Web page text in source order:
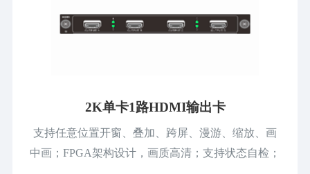
2K单卡1路HDMI输出卡
支持任意位置开窗、叠加、跨屏、漫游、缩放、画
中画；FPGA架构设计，画质高清；支持状态自检；